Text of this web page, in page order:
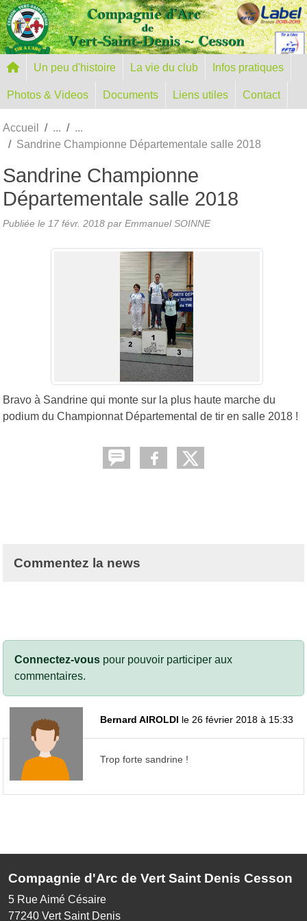
Un peu d'histoire La vie du club Infos pratiques
Photos & Videos Documents Liens utiles Contact
Accueil
Sandrine Championne Départementale salle 2018
Sandrine Championne
Départementale salle 2018
Publiée le 17 févr. 2018 par Emmanuel SOINNE
Bravo à Sandrine qui monte sur la plus haute marche du
podium du Championnat Départemental de tir en salle 2018 !
Commentez la news
Connectez-vous pour pouvoir participer aux
commentaires.
Bernard AIROLDI le 26 février 2018 à 15:33
Trop forte sandrine !
Compagnie d'Arc de Vert Saint Denis Cesson
5 Rue Aimé Césaire
77240 Vert Saint Denis
Panneau de gestion des cookies